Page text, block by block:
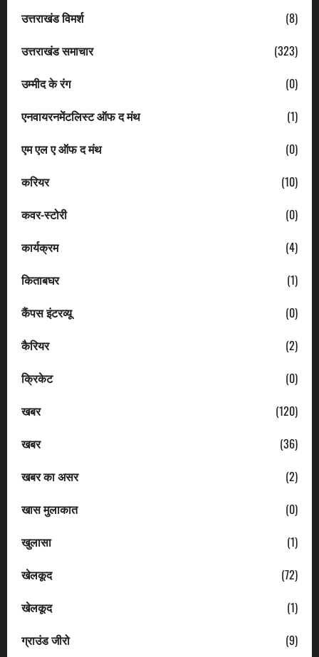
उत्तराखंड विमर्श
(8)
उत्तराखंड समाचार
(323)
उम्मीद के रंग
(0)
एनवायरनमेंटलिस्ट ऑफ द मंथ
(1)
एम एल ए ऑफ द मंथ
(0)
करियर
(10)
कवर-स्टोरी
(0)
कार्यक्रम
(4)
किताबघर
(1)
कैंपस इंटरव्यू
(0)
कैरियर
(2)
क्रिकेट
(0)
खबर
(120)
खबर
(36)
खबर का असर
(2)
खास मुलाकात
(0)
खुलासा
(1)
खेलकूद
(72)
खेलकूद
(1)
ग्राउंड जीरो
(9)